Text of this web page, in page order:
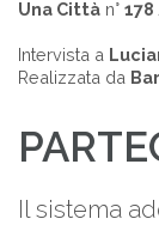
Una Città n°
Intervista a
Realizzata da
Il sistema